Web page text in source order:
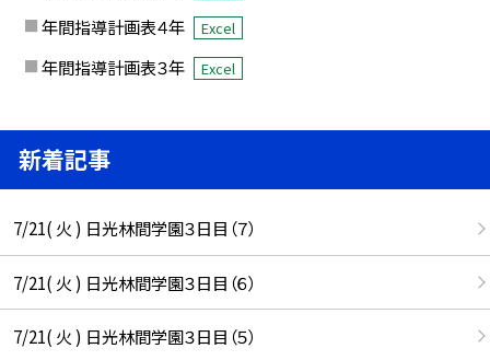
年間指導計画表４年 Excel
年間指導計画表３年 Excel
新着記事
7/21( 火 ) 日光林間学園３日目（７）
7/21( 火 ) 日光林間学園３日目（６）
7/21( 火 ) 日光林間学園３日目（５）